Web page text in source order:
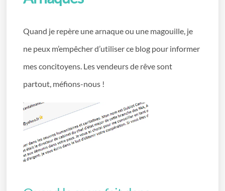
Quand je repère une arnaque ou une magouille, je
ne peux m’empêcher d’utiliser ce blog pour informer
mes concitoyens. Les vendeurs de rêve sont
partout, méfions-nous !